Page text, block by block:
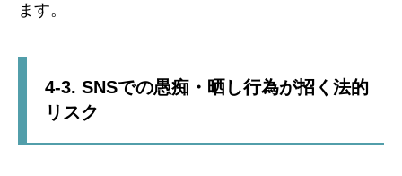
ます。
4-3. SNSでの愚痴・晒し行為が招く法的
リスク